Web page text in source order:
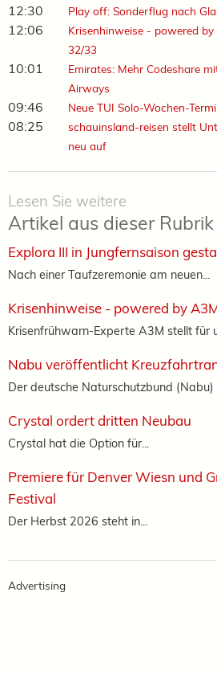
12:30 Play off: Sonderflug nach
12:06
Krisenhinweise - powered
32/33
10:01
Emirates: Mehr Codeshare
Airways
09:46 Neue TUI Solo-Wochen-
08:25
schauinsland-reisen stellt
neu auf
Lesen Sie weitere
Artikel aus dieser Rubrik
Explora III in Jungfernsaison
Nach einer Taufzeremonie am neuen...
Krisenhinweise - powered by
Krisenfrühwarn-Experte A3M stellt für
Nabu veröffentlicht
Der deutsche Naturschutzbund (Nabu)
Crystal ordert dritten Neubau
Crystal hat die Option für...
Premiere für Denver Wiesn und
Festival
Der Herbst 2026 steht in...
Advertising